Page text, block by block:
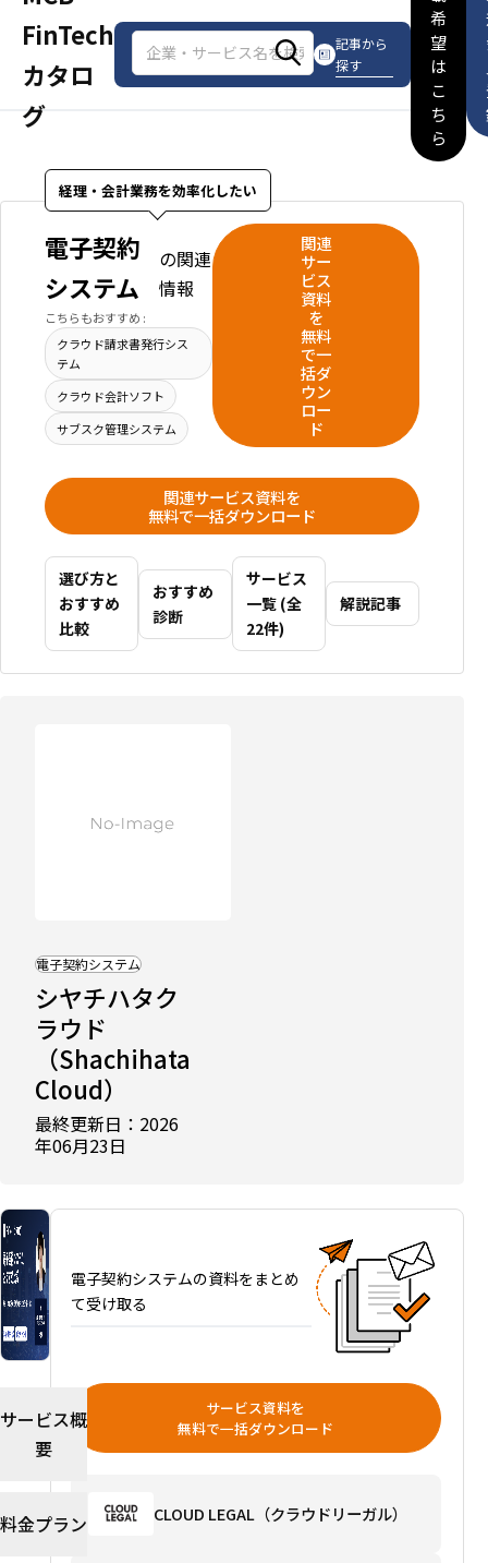
FinTech
カタロ
グ
記事から
探す
希
望
は
こ
ち
ら
経理・会計業務を効率化したい
電子契約
システム
の関連
情報
こちらもおすすめ :
クラウド請求書発行シス
テム
クラウド会計ソフト
サブスク管理システム
関連
サー
ビス
資料
を
無料
で一
括ダ
ウン
ロー
ド
関連サービス資料を
無料で一括ダウンロード
選び方と
おすすめ
比較
おすすめ
診断
サービス
一覧 (全
22件)
解説記事
電子契約システム
シヤチハタク
ラウド
（Shachihata
Cloud）
最終更新日：2026
年06月23日
ス
テ
ム
お
す
す
め
比
と
タ
選
自
サービス概
要
料金プラン
電子契約システムの資料をまとめ
て受け取る
サービス資料を
無料で一括ダウンロード
CLOUD LEGAL（クラウドリーガル）